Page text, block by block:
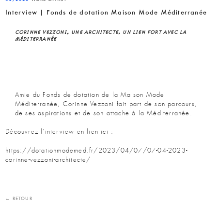
Interview | Fonds de dotation Maison Mode Méditerranée
CORINNE VEZZONI, UNE ARCHITECTE, UN LIEN FORT AVEC LA
MÉDITERRANÉE
Amie du Fonds de dotation de la Maison Mode
Méditerranée, Corinne Vezzoni fait part de son parcours,
de ses aspirations et de son attache à la Méditerranée.
Découvrez l’interview en lien ici :
https://dotationmodemed.fr/2023/04/07/07-04-2023-
corinne-vezzoni-architecte/
← RETOUR